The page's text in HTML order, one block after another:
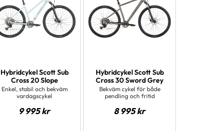
Hybridcykel Scott Sub
Cross 20 Slope
Enkel, stabil och bekväm
vardagscykel
9 995kr
Hybridcykel Scott Sub
Cross 30 Sword Grey
Bekväm cykel för både
pendling och fritid
8 995kr